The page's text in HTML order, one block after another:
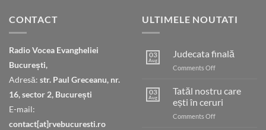
CONTACT
Radio Vocea Evangheliei
București,
Adresă: str. Paul Greceanu, nr.
16, sector 2, București
E-mail:
contact[at]rvebucuresti.ro
ULTIMELE NOUTATI
03
Aug
Judecata finală
Comments Offon
03
Aug
Tatăl nostru care
ești în ceruri
Comments Offon